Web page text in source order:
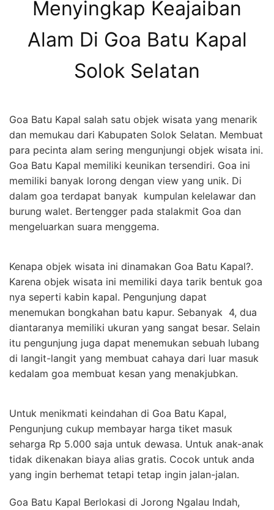
Menyingkap Keajaiban
Alam Di Goa Batu Kapal
Solok Selatan
Goa Batu Kapal salah satu objek wisata yang menarik
dan memukau dari Kabupaten Solok Selatan. Membuat
para pecinta alam sering mengunjungi objek wisata ini.
Goa Batu Kapal memiliki keunikan tersendiri. Goa ini
memiliki banyak lorong dengan view yang unik. Di
dalam goa terdapat banyak kumpulan kelelawar dan
burung walet. Bertengger pada stalakmit Goa dan
mengeluarkan suara menggema.
Kenapa objek wisata ini dinamakan Goa Batu Kapal?.
Karena objek wisata ini memiliki daya tarik bentuk goa
nya seperti kabin kapal. Pengunjung dapat
menemukan bongkahan batu kapur. Sebanyak 4, dua
diantaranya memiliki ukuran yang sangat besar. Selain
itu pengunjung juga dapat menemukan sebuah lubang
di langit-langit yang membuat cahaya dari luar masuk
kedalam goa membuat kesan yang menakjubkan.
Untuk menikmati keindahan di Goa Batu Kapal,
Pengunjung cukup membayar harga tiket masuk
seharga Rp 5.000 saja untuk dewasa. Untuk anak-anak
tidak dikenakan biaya alias gratis. Cocok untuk anda
yang ingin berhemat tetapi tetap ingin jalan-jalan.
Goa Batu Kapal Berlokasi di Jorong Ngalau Indah,